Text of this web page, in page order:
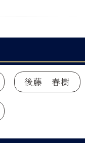
後藤 春樹